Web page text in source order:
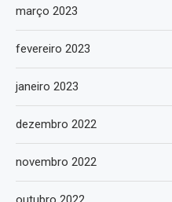
março 2023
fevereiro 2023
janeiro 2023
dezembro 2022
novembro 2022